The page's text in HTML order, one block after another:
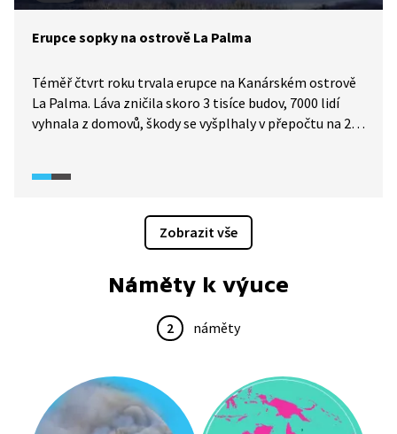
Erupce sopky na ostrově La Palma
Téměř čtvrt roku trvala erupce na Kanárském ostrově
La Palma. Láva zničila skoro 3 tisíce budov, 7000 lidí
vyhnala z domovů, škody se vyšplhaly v přepočtu na 22
ohromuje nejen svou majestátností, ale i silou
hod vánoční. Ale ani tento klid není stoprocentní. Jak
se s touto na evropské poměry nevídanou hrůzu
Zobrazit vše
Náměty k výuce
2 náměty